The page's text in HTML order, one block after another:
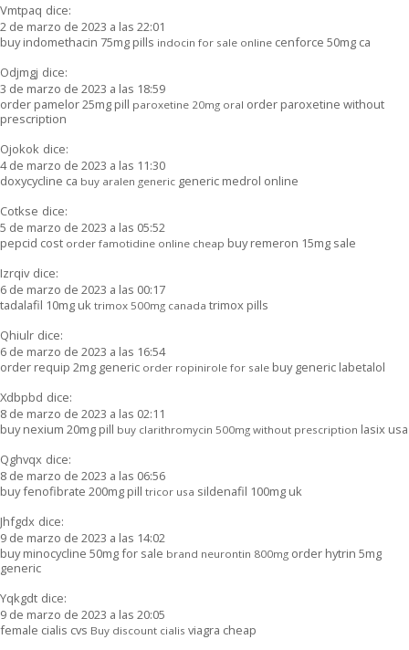
Vmtpaq dice:
2 de marzo de 2023 a las 22:01
buy indomethacin 75mg pills indocin for sale online cenforce 50mg ca
Odjmgj dice:
3 de marzo de 2023 a las 18:59
order pamelor 25mg pill paroxetine 20mg oral order paroxetine without
prescription
Ojokok dice:
4 de marzo de 2023 a las 11:30
doxycycline ca buy aralen generic generic medrol online
Cotkse dice:
5 de marzo de 2023 a las 05:52
pepcid cost order famotidine online cheap buy remeron 15mg sale
Izrqiv dice:
6 de marzo de 2023 a las 00:17
tadalafil 10mg uk trimox 500mg canada trimox pills
Qhiulr dice:
6 de marzo de 2023 a las 16:54
order requip 2mg generic order ropinirole for sale buy generic labetalol
Xdbpbd dice:
8 de marzo de 2023 a las 02:11
buy nexium 20mg pill buy clarithromycin 500mg without prescription lasix usa
Qghvqx dice:
8 de marzo de 2023 a las 06:56
buy fenofibrate 200mg pill tricor usa sildenafil 100mg uk
Jhfgdx dice:
9 de marzo de 2023 a las 14:02
buy minocycline 50mg for sale brand neurontin 800mg order hytrin 5mg
generic
Yqkgdt dice:
9 de marzo de 2023 a las 20:05
female cialis cvs Buy discount cialis viagra cheap